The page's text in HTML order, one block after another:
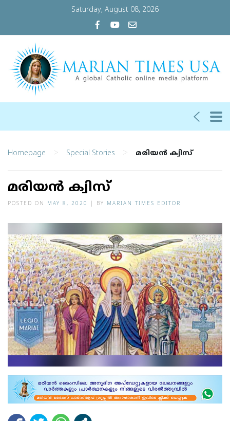
Saturday, August 08, 2026
Homepage > Special Stories > മരിയന്‍ ക്വിസ്
മരിയന്‍ ക്വിസ്
POSTED ON MAY 8, 2020 BY MARIAN TIMES EDITOR